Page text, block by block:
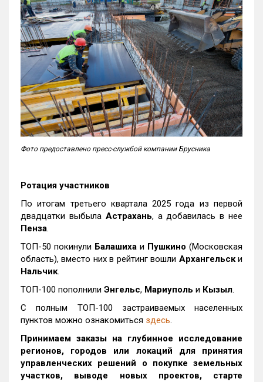
Фото предоставлено пресс-службой компании Брусника
Ротация участников
По итогам третьего квартала 2025 года из первой
двадцатки выбыла Астрахань, а добавилась в нее
Пенза.
ТОП-50 покинули Балашиха и Пушкино (Московская
область), вместо них в рейтинг вошли Архангельски
Нальчик.
ТОП-100 пополнили Энгельс, Мариуполь и Кызыл.
С полным ТОП-100 застраиваемых населенных
пунктов можно ознакомиться здесь.
Принимаем заказы на глубинное исследование
регионов, городов или локаций для принятия
управленческих решений о покупке земельных
участков, выводе новых проектов, старте